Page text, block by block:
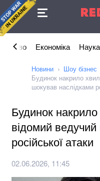
Угода
Економіка
Новини
Шоу бізнес
Будинок накрило
шокував наслідками
Будинок
відомий
російської атаки
02.06.2026, 11:45